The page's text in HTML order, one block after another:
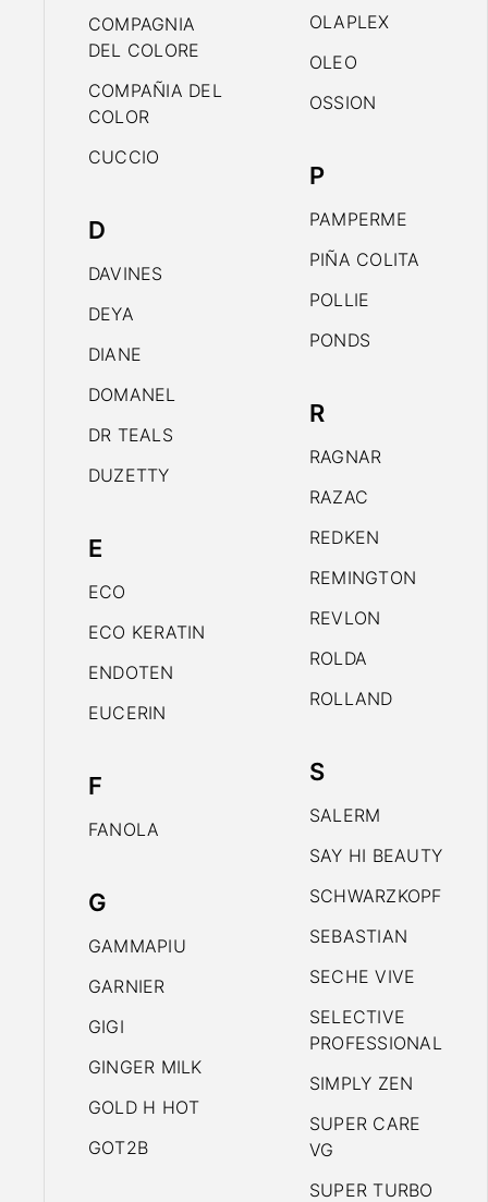
COMPAGNIA
DEL COLORE
COMPAÑIA DEL
COLOR
CUCCIO
D
DAVINES
DEYA
DIANE
DOMANEL
DR TEALS
DUZETTY
E
ECO
ECO KERATIN
ENDOTEN
EUCERIN
F
FANOLA
G
GAMMAPIU
GARNIER
GIGI
GINGER MILK
GOLD H HOT
GOT2B
OLAPLEX
OLEO
OSSION
P
PAMPERME
PIÑA COLITA
POLLIE
PONDS
R
RAGNAR
RAZAC
REDKEN
REMINGTON
REVLON
ROLDA
ROLLAND
S
SALERM
SAY HI BEAUTY
SCHWARZKOPF
SEBASTIAN
SECHE VIVE
SELECTIVE
PROFESSIONAL
SIMPLY ZEN
SUPER CARE
VG
SUPER TURBO